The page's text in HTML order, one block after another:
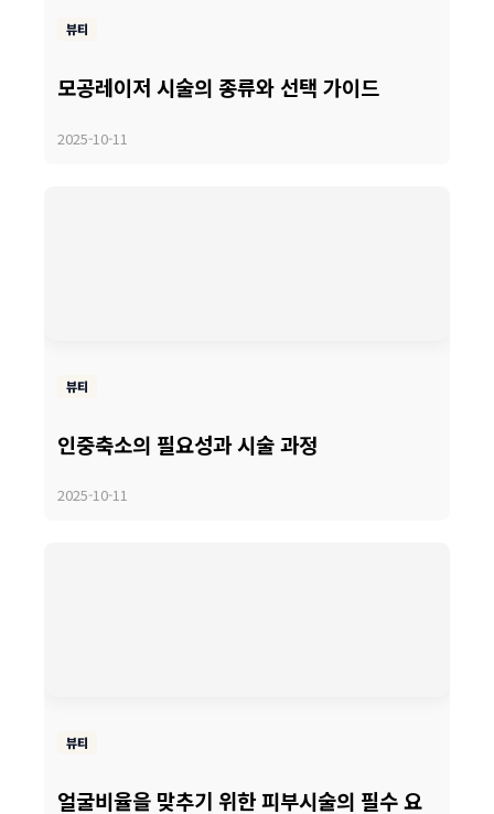
뷰티
모공레이저 시술의 종류와 선택 가이드
2025-10-11
뷰티
인중축소의 필요성과 시술 과정
2025-10-11
뷰티
얼굴비율을 맞추기 위한 피부시술의 필수 요